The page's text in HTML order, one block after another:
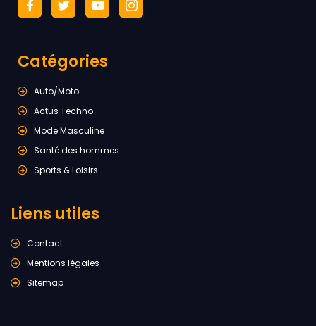
Catégories
Auto/Moto
Actus Techno
Mode Masculine
Santé des hommes
Sports & Loisirs
Liens utiles
Contact
Mentions légales
Sitemap